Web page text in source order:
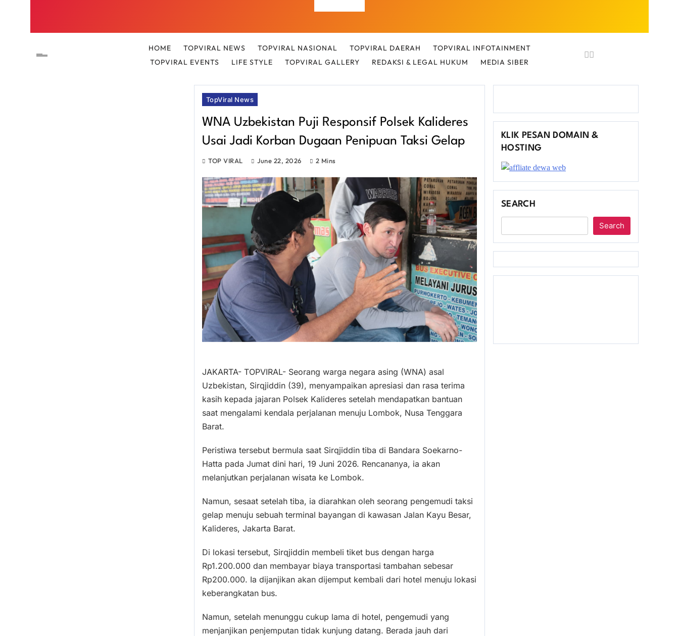
HOME TOPVIRAL NEWS TOPVIRAL NASIONAL TOPVIRAL DAERAH
TOPVIRAL INFOTAINMENT
TOPVIRAL EVENTS
LIFE STYLE TOPVIRAL GALLERY REDAKSI & LEGAL HUKUM MEDIA SIBER
TopViral News
WNA Uzbekistan Puji Responsif Polsek Kalideres
Usai Jadi Korban Dugaan Penipuan Taksi Gelap
TOP VIRAL June 22, 2026 2 Mins
JAKARTA- TOPVIRAL- Seorang warga negara asing (WNA) asal
Uzbekistan, Sirqjiddin (39), menyampaikan apresiasi dan rasa terima
kasih kepada jajaran Polsek Kalideres setelah mendapatkan bantuan
saat mengalami kendala perjalanan menuju Lombok, Nusa Tenggara
Barat.
Peristiwa tersebut bermula saat Sirqjiddin tiba di Bandara Soekarno-
Hatta pada Jumat dini hari, 19 Juni 2026. Rencananya, ia akan
melanjutkan perjalanan wisata ke Lombok.
Namun, sesaat setelah tiba, ia diarahkan oleh seorang pengemudi taksi
gelap menuju sebuah terminal bayangan di kawasan Jalan Kayu Besar,
Kalideres, Jakarta Barat.
Di lokasi tersebut, Sirqjiddin membeli tiket bus dengan harga
Rp1.200.000 dan membayar biaya transportasi tambahan sebesar
Rp200.000. Ia dijanjikan akan dijemput kembali dari hotel menuju lokasi
keberangkatan bus.
Namun, setelah menunggu cukup lama di hotel, pengemudi yang
menjanjikan penjemputan tidak kunjung datang. Berada jauh dari
KLIK PESAN DOMAIN &
HOSTING
SEARCH
Search